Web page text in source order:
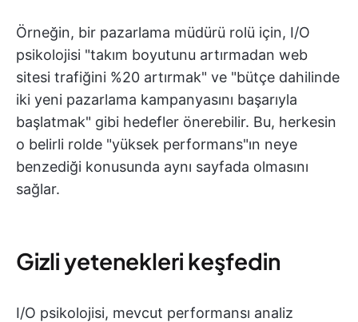
Örneğin, bir pazarlama müdürü rolü için, I/O
psikolojisi "takım boyutunu artırmadan web
sitesi trafiğini %20 artırmak" ve "bütçe dahilinde
iki yeni pazarlama kampanyasını başarıyla
başlatmak" gibi hedefler önerebilir. Bu, herkesin
o belirli rolde "yüksek performans"ın neye
benzediği konusunda aynı sayfada olmasını
sağlar.
Gizli yetenekleri keşfedin
I/O psikolojisi, mevcut performansı analiz